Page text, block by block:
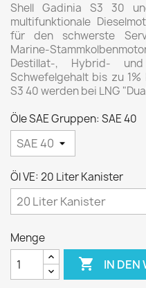
Shell Gadinia S3 30
multifunktionale
für den schwerste
Marine-
Destillat-, Hybrid-
Schwefelgehalt bis zu
S3 40 werden bei LNG
Öle SAE Gruppen: SAE 40
Öl VE: 20 Liter Kanister
Menge
 IN DEN